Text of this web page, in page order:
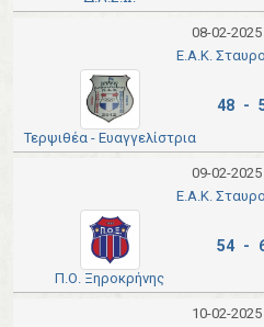
08-02-
Ε.Α.Κ.
Τερψιθέα - Ευαγγελίστρια
48 -
09-02-
Ε.Α.Κ.
Π.Ο. Ξηροκρήνης
54 -
10-02-